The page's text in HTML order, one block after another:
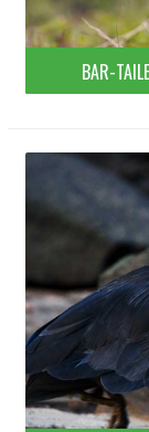
BAR-